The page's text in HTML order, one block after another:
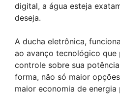
digital, a água esteja
deseja.
A ducha eletrônica,
ao avanço tecnológico que
controle sobre sua
forma, não só maior
maior economia de energia